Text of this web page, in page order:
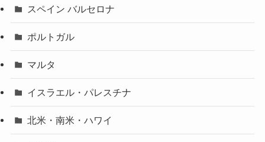
スペイン バルセロナ
ポルトガル
マルタ
イスラエル・パレスチナ
北米・南米・ハワイ